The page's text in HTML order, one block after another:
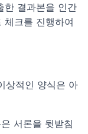
한 결과본을 인간
체크를 진행하여
상적인 양식은 아
서론을 뒷받침